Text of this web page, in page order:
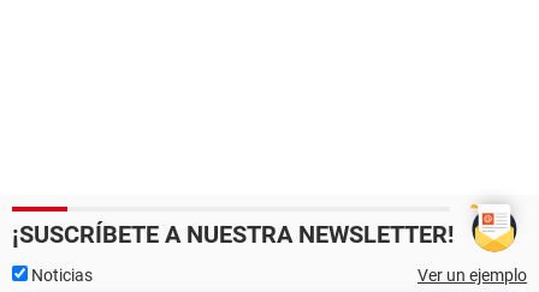
¡SUSCRÍBETE A NUESTRA NEWSLETTER!
Noticias Ver un ejemplo